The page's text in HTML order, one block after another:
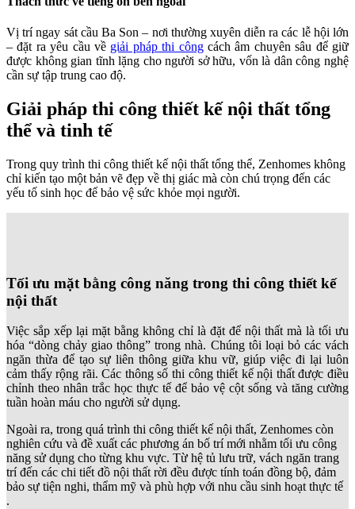
Vị trí ngay sát cầu Ba Son – nơi thường xuyên diễn ra các lễ hội lớn
– đặt ra yêu cầu về giải pháp thi côngcách âm chuyên sâu để giữ
được không gian tĩnh lặng cho người sở hữu, vốn là dân công nghệ
cần sự tập trung cao độ.
Giải pháp thi công thiết kế nội thất tổng
thể và tinh tế
Trong quy trình thi công thiết kế nội thất tổng thể, Zenhomes không
chỉ kiến tạo một bản vẽ đẹp về thị giác mà còn chú trọng đến các
yếu tố sinh học để bảo vệ sức khỏe mọi người.
Tối ưu mặt bằng công năng trong thi công thiết kế
nội thất
Việc sắp xếp lại mặt bằng không chỉ là đặt để nội thất mà là tối ưu
hóa “dòng chảy giao thông” trong nhà. Chúng tôi loại bỏ các vách
ngăn thừa để tạo sự liên thông giữa khu vữ, giúp việc đi lại luôn
cảm thấy rộng rãi. Các thông số thi công thiết kế nội thất được điều
chỉnh theo nhân trắc học thực tế để bảo vệ cột sống và tăng cường
tuần hoàn máu cho người sử dụng.
Ngoài ra, trong quá trình thi công thiết kế nội thất, Zenhomes còn
nghiên cứu và đề xuất các phương án bố trí mới nhằm tối ưu công
năng sử dụng cho từng khu vực. Từ hệ tủ lưu trữ, vách ngăn trang
trí đến các chi tiết đồ nội thất rời đều được tính toán đồng bộ, đảm
bảo sự tiện nghi, thẩm mỹ và phù hợp với nhu cầu sinh hoạt thực tế
.